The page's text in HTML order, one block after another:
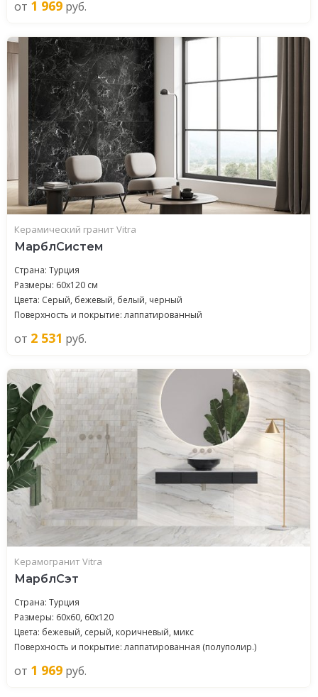
от 1 969 руб.
Керамический гранит Vitra
МарблСистем
Страна: Турция
Размеры: 60x120 см
Цвета: Серый, бежевый, белый, черный
Поверхность и покрытие: лаппатированный
от 2 531 руб.
Керамогранит Vitra
МарблСэт
Страна: Турция
Размеры: 60x60, 60x120
Цвета: бежевый, серый, коричневый, микс
Поверхность и покрытие: лаппатированная (полуполир.)
от 1 969 руб.